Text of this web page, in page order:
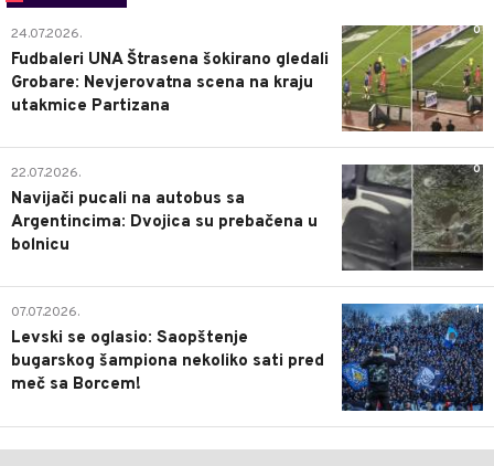
0
24.07.2026.
Fudbaleri UNA Štrasena šokirano gledali
Grobare: Nevjerovatna scena na kraju
utakmice Partizana
0
22.07.2026.
Navijači pucali na autobus sa
Argentincima: Dvojica su prebačena u
bolnicu
1
07.07.2026.
Levski se oglasio: Saopštenje
bugarskog šampiona nekoliko sati pred
meč sa Borcem!